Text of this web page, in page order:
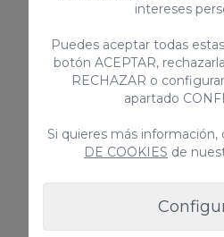
EQUIPAMIENTOS
Ropa de cama y toallas
Televisión por cable/
Patio / Terraza techado
Mascotas no permitidas
intereses
Puedes aceptar todas
botón ACEPTAR,
RECHAZAR o
apartado
Si quieres más información,
DE COOKIES de